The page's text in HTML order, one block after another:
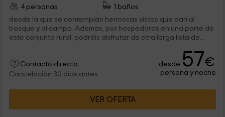
4 personas
1 baños
desde la que se contemplan hermosas vistas que dan al
bosque y al campo. Además, por hospedaros en una parte de
este conjunto rural, podréis disfrutar de otra larga lista de...
Contacto directo
Cancelación 30 días antes
desde 57€
persona y noche
VER OFERTA